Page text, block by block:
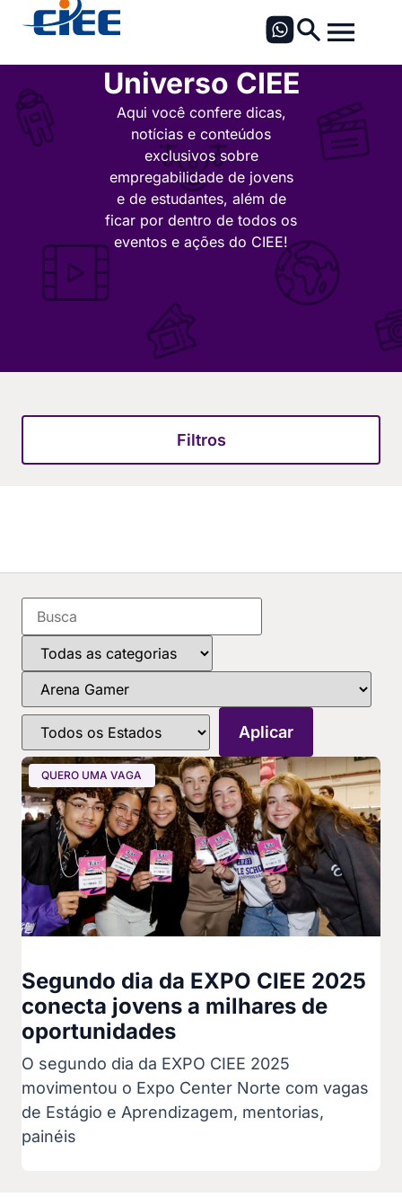
Universo CIEE
Aqui você confere dicas,
notícias e conteúdos
exclusivos sobre
empregabilidade de jovens
e de estudantes, além de
ficar por dentro de todos os
eventos e ações do CIEE!
Filtros
QUERO UMA VAGA
Segundo dia da EXPO CIEE 2025
conecta jovens a milhares de
oportunidades
O segundo dia da EXPO CIEE 2025
movimentou o Expo Center Norte com vagas
de Estágio e Aprendizagem, mentorias,
painéis